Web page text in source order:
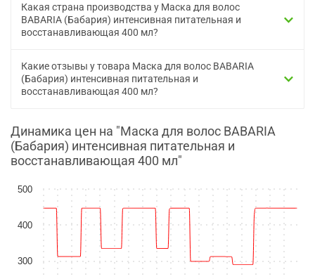
Какая страна производства у Маска для волос
BABARIA (Бабария) интенсивная питательная и
восстанавливающая 400 мл?
Какие отзывы у товара Маска для волос BABARIA
(Бабария) интенсивная питательная и
восстанавливающая 400 мл?
Динамика цен на "Маска для волос BABARIA
(Бабария) интенсивная питательная и
восстанавливающая 400 мл"
300
400
500